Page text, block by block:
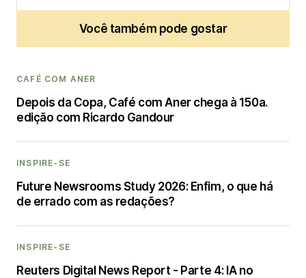
Você também pode gostar
CAFÉ COM ANER
Depois da Copa, Café com Aner chega à 150a.
edição com Ricardo Gandour
INSPIRE-SE
Future Newsrooms Study 2026: Enfim, o que há
de errado com as redações?
INSPIRE-SE
Reuters Digital News Report - Parte 4: IA no